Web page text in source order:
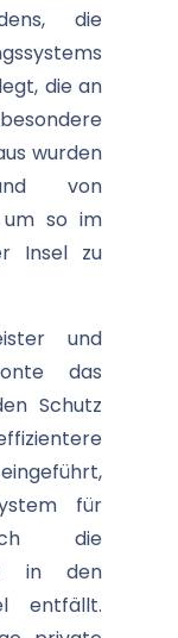
die
die an
wurden
von
um so im
Insel zu
und
das
Schutz
für
die
in den
entfällt.